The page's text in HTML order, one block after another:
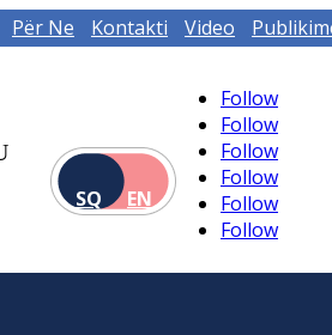
Për Ne Kontakti Video
SQ
EN
Follow
Follow
Follow
Follow
Follow
Follow